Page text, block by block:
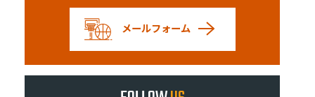
メールフォーム